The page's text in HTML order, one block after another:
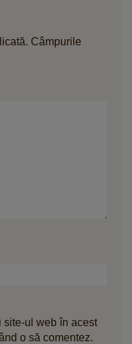
Câmpurile
site-ul web în acest
o să comentez.